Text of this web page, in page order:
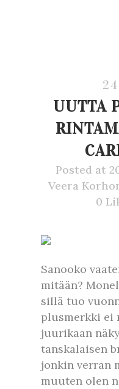
UUTTA
Posted at
Veera
0
Sanooko
mitään?
sillä tuo
plusmerkki ei
juurikaan
tanskalaisen
jonkin verran
muuten olen